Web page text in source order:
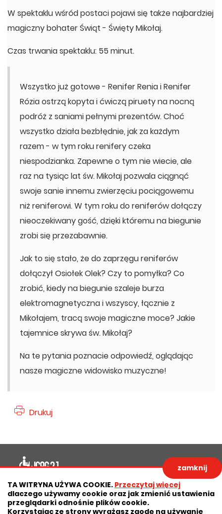
TA WITRYNA UŻYWA COOKIE. Przeczytaj więcej
dlaczego używamy cookie oraz jak zmienić ustawienia
przeglądarki odnośnie plików cookie.
Korzystając ze strony wyrażasz zgodę na używanie
zamknij
W spektaklu wśród postaci pojawi się także najbardziej
magiczny bohater Świąt - Święty Mikołaj.
Czas trwania spektaklu: 55 minut.
Wszystko już gotowe - Renifer Renia i Renifer
Rózia ostrzą kopyta i ćwiczą piruety na nocną
podróż z saniami pełnymi prezentów. Choć
wszystko działa bezbłędnie, jak za każdym
razem - w tym roku renifery czeka
niespodzianka. Zapewne o tym nie wiecie, ale
raz na tysiąc lat św. Mikołaj pozwala ciągnąć
swoje sanie innemu zwierzęciu pociągowemu
niż reniferowi. W tym roku do reniferów dołączy
nieoczekiwany gość, dzięki któremu na biegunie
zrobi się przezabawnie.
Jak to się stało, że do zaprzęgu reniferów
dołączył Osiołek Olek? Czy to pomyłka? Co
zrobić, kiedy na biegunie szaleje burza
elektromagnetyczna i wszyscy, łącznie z
Mikołajem, tracą swoje magiczne moce? Jakie
tajemnice skrywa św. Mikołaj?
Na te pytania poznacie odpowiedź, oglądając
nasze magiczne widowisko muzyczne!
Drukuj
Deklaracja dostępności
Polityka prywatności
Zastrzeżenia prawne
RODO
Deklaracja dostępności